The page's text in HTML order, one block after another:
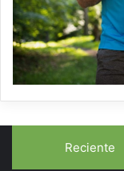
Reciente